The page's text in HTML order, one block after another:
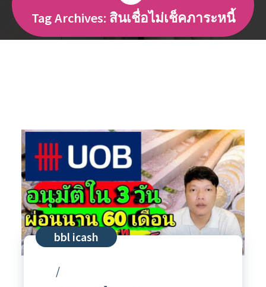
Tag Archives: สินเชื่อไม่เช็คภาระหนี้
bbl icash